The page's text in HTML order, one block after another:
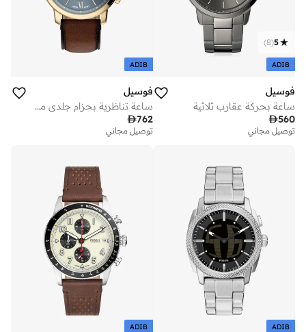
5
(
8
)
ADIB
فوسيل
ساعة بحركة عقارب ثلاثية
560
توصيل مجاني
ADIB
فوسيل
ساعة تناظرية بحزام جلدي مطلي بالذهب
762
توصيل مجاني
ADIB
ADIB